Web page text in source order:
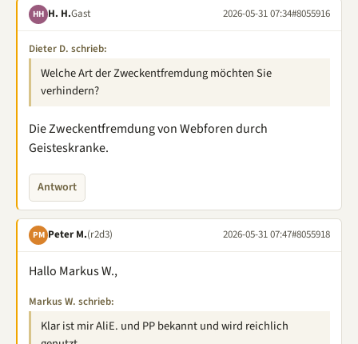
HH H. H.Gast 2026-05-31 07:34#8055916
Dieter D. schrieb:
Welche Art der Zweckentfremdung möchten Sie
verhindern?
Die Zweckentfremdung von Webforen durch
Geisteskranke.
Antwort
PM Peter M.(r2d3) 2026-05-31 07:47#8055918
Hallo Markus W.,
Markus W. schrieb:
Klar ist mir AliE. und PP bekannt und wird reichlich